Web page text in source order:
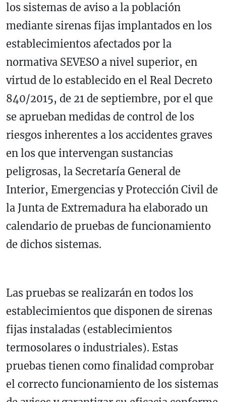
los sistemas de aviso a la población
mediante sirenas fijas implantados en los
establecimientos afectados por la
normativa SEVESO a nivel superior, en
virtud de lo establecido en el Real Decreto
840/2015, de 21 de septiembre, por el que
se aprueban medidas de control de los
riesgos inherentes a los accidentes graves
en los que intervengan sustancias
peligrosas, la Secretaría General de
Interior, Emergencias y Protección Civil de
la Junta de Extremadura ha elaborado un
calendario de pruebas de funcionamiento
de dichos sistemas.
Las pruebas se realizarán en todos los
establecimientos que disponen de sirenas
fijas instaladas (establecimientos
termosolares o industriales). Estas
pruebas tienen como finalidad comprobar
el correcto funcionamiento de los sistemas